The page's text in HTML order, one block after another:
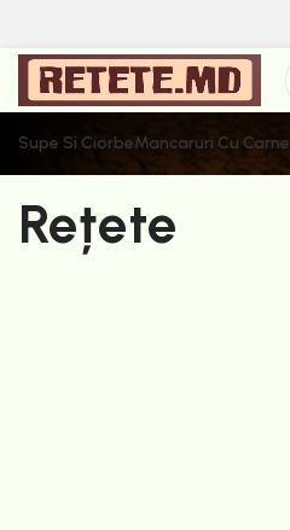
Supe Si CiorbeMancaruri Cu Carne
Rețete